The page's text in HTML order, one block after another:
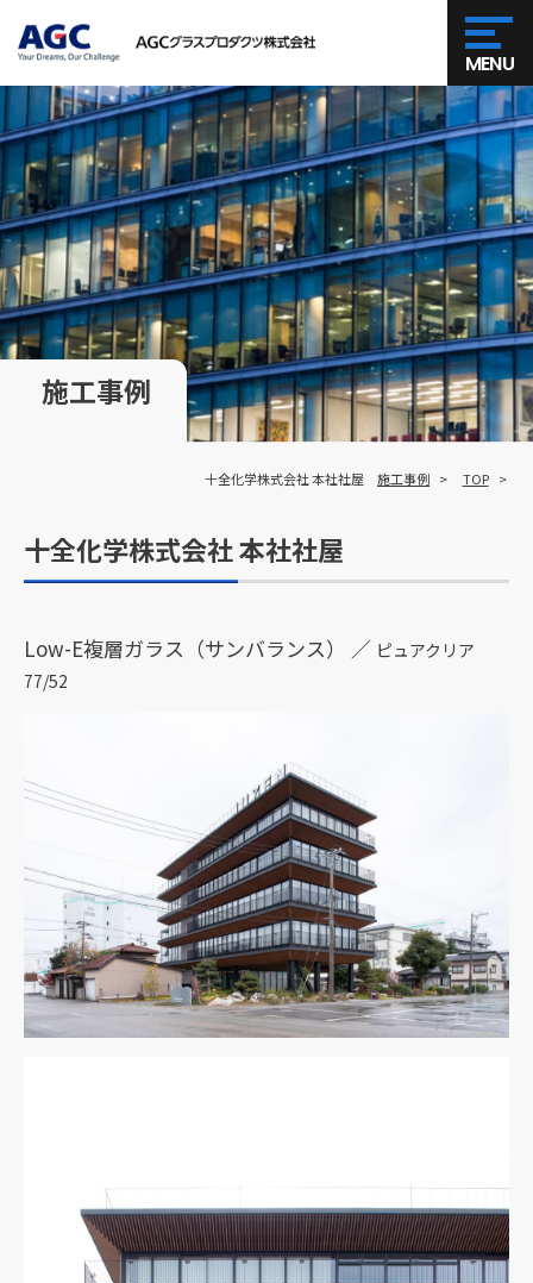
MENU
施工事例
TOP
施工事例
十全化学株式会社 本社社屋
十全化学株式会社 本社社屋
Low-E複層ガラス（サンバランス） ／ ピュアクリア
77/52